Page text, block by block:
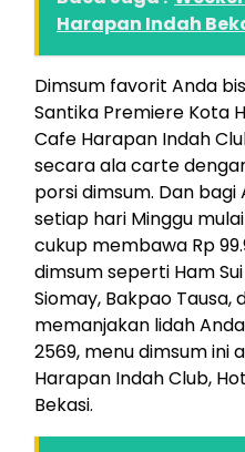
Harapan Indah
Dimsum favorit Anda
Santika Premiere Kota
Cafe Harapan Indah
secara ala carte
porsi dimsum. Dan
setiap hari Minggu
cukup membawa Rp
dimsum seperti Ham
Siomay, Bakpao
memanjakan lidah
2569, menu dimsum ini
Harapan Indah Club,
Bekasi.